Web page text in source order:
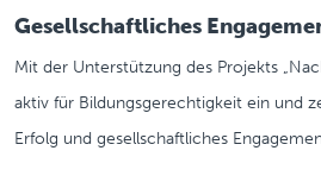
Gesellschaftliches
Mit der Unterstützung des Projekts
aktiv für Bildungsgerechtigkeit ein und
Erfolg und gesellschaftliches